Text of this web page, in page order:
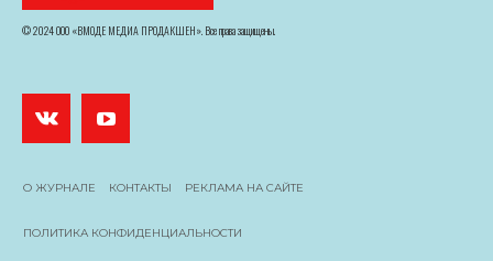
© 2024 ООО «ВМОДЕ МЕДИА ПРОДАКШЕН». Все права защищены.
О ЖУРНАЛЕ КОНТАКТЫ РЕКЛАМА НА САЙТЕ
ПОЛИТИКА КОНФИДЕНЦИАЛЬНОСТИ